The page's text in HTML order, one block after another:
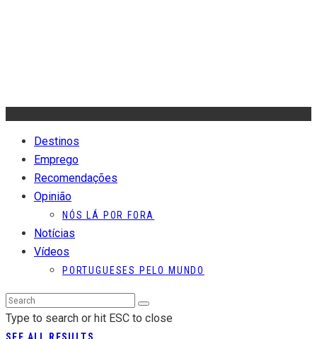
Destinos
Emprego
Recomendações
Opinião
NÓS LÁ POR FORA
Notícias
Vídeos
PORTUGUESES PELO MUNDO
Type to search or hit ESC to close